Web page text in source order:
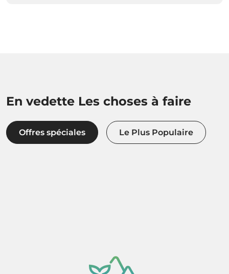
En vedette Les choses à faire
Offres spéciales Le Plus Populaire